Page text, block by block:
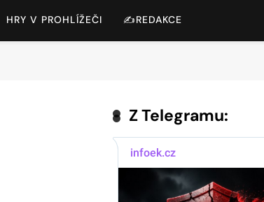
HRY V PROHLÍŽEČI ✍️REDAKCE
Z Telegramu: